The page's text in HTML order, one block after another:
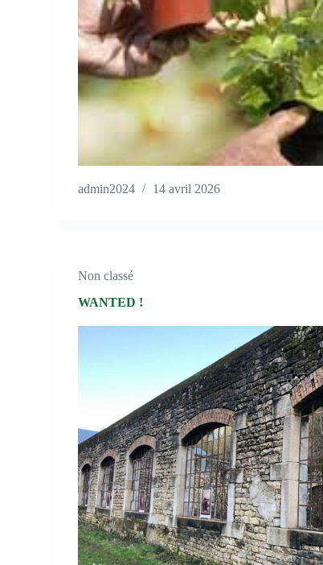
admin2024 14 avril 2026
Non classé
WANTED !